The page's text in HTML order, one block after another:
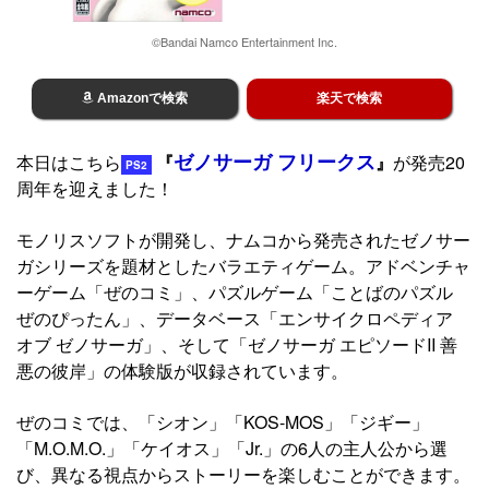
©Bandai Namco Entertainment Inc.
Amazonで検索 楽天で検索
本日はこちら PS2 『ゼノサーガ フリークス』 が発売20
周年を迎えました！
モノリスソフトが開発し、ナムコから発売されたゼノサー
ガシリーズを題材としたバラエティゲーム。アドベンチャ
ーゲーム「ぜのコミ」、パズルゲーム「ことばのパズル
ぜのぴったん」、データベース「エンサイクロペディア
オブ ゼノサーガ」、そして「ゼノサーガ エピソードII 善
悪の彼岸」の体験版が収録されています。
ぜのコミでは、「シオン」「KOS-MOS」「ジギー」
「M.O.M.O.」「ケイオス」「Jr.」の6人の主人公から選
び、異なる視点からストーリーを楽しむことができます。